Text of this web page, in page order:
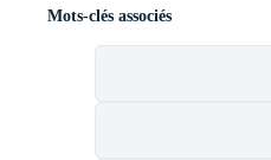
Mots-clés associés